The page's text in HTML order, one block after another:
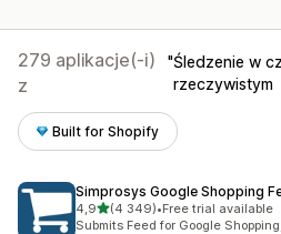
279 aplikacje(-i)
z
Śledzenie w
rzeczywistym
Built for Shopify
Simprosys Google Shopping
4,9na 5 gwiazdek
(4 349)
Łączna liczba recenzji: 4349
•Free trial available
Submits Feed for Google